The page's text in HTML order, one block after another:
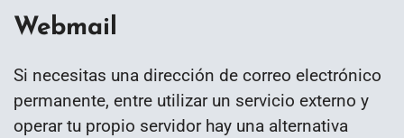
Webmail
Si necesitas una dirección de correo electrónico
permanente, entre utilizar un servicio externo y
operar tu propio servidor hay una alternativa